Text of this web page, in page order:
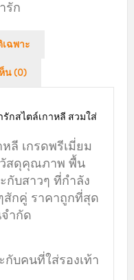
รัก
ฉพาะ
น (0)
รักสไตล์เกาหลี สวมใส่
ลี เกรดพรีเมี่ยม
วัสดุคุณภาพ พื้น
กับสาวๆ ที่กำลัง
สักคู่ ราคาถูกที่สุด
ำกัด
กับคนที่ใส่รองเท้า